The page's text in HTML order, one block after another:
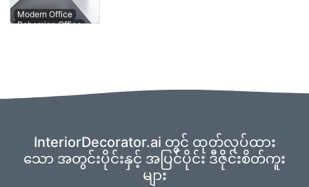
Modern Office
Contemporary
Office
InteriorDecorator.ai တွင် ထုတ်လုပ်ထား
သော အတွင်းပိုင်းနှင့် အပြင်ပိုင်း ဒီဇိုင်းစိတ်ကူး
များ